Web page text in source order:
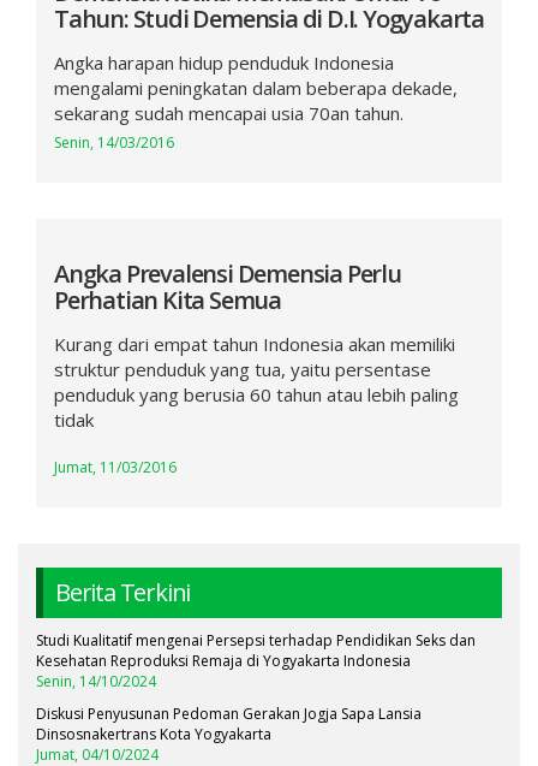
Tahun: Studi Demensia di D.I. Yogyakarta
Angka harapan hidup penduduk Indonesia
mengalami peningkatan dalam beberapa dekade,
sekarang sudah mencapai usia 70an tahun.
Senin, 14/03/2016
Angka Prevalensi Demensia Perlu
Perhatian Kita Semua
Kurang dari empat tahun Indonesia akan memiliki
struktur penduduk yang tua, yaitu persentase
penduduk yang berusia 60 tahun atau lebih paling
tidak
Jumat, 11/03/2016
Berita Terkini
Studi Kualitatif mengenai Persepsi terhadap Pendidikan Seks dan
Kesehatan Reproduksi Remaja di Yogyakarta Indonesia
Senin, 14/10/2024
Diskusi Penyusunan Pedoman Gerakan Jogja Sapa Lansia
Dinsosnakertrans Kota Yogyakarta
Jumat, 04/10/2024